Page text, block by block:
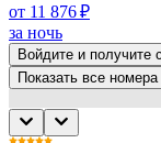
от 11 876 ₽
за ночь
Войдите и получите
Показать все номера